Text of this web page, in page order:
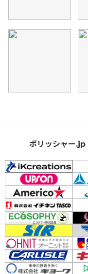
ポリッシャー.jp